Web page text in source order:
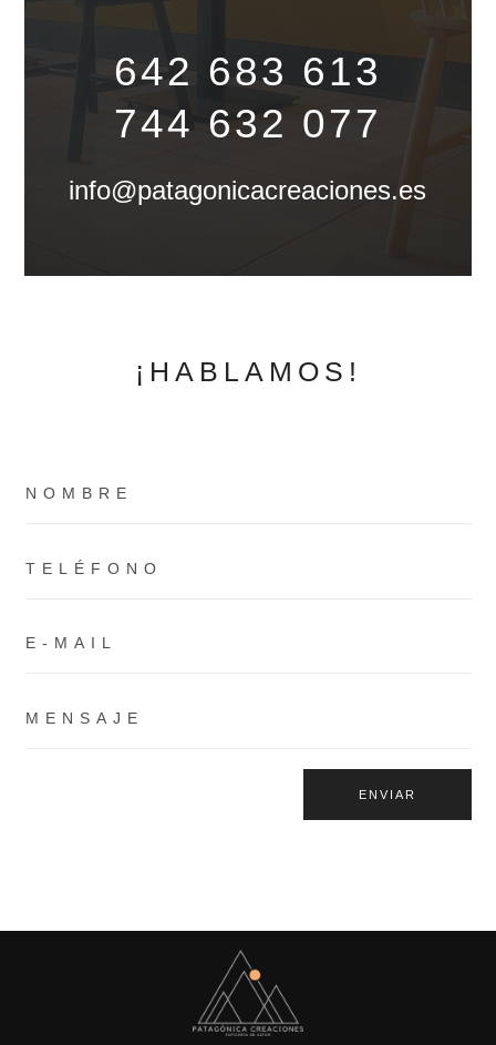
642 683 613
744 632 077
info@patagonicacreaciones.es
¡HABLAMOS!
ENVIAR